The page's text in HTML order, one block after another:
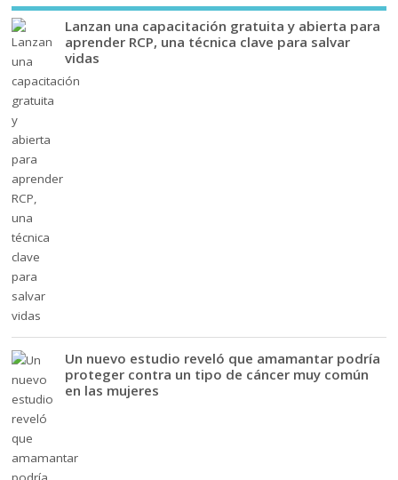
Lanzan una capacitación gratuita y abierta para
aprender RCP, una técnica clave para salvar
vidas
Un nuevo estudio reveló que amamantar podría
proteger contra un tipo de cáncer muy común
en las mujeres